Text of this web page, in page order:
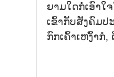
ຍາມ​ໃດ​ກໍ່​ເອົາ​
ເຂົ້າ​ກັບສັງ​ຄົມ​
ກົກ​ເຄົ້າ​ເຫງົ້າ​ກໍ,